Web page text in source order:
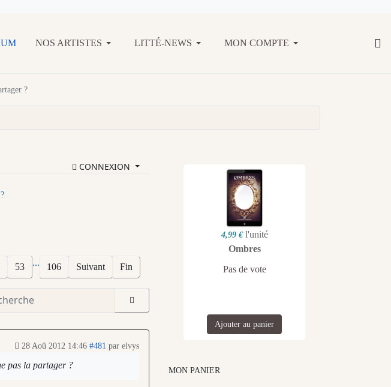
NOS ARTISTES LITTÉ-NEWS MON COMPTE
?
CONNEXION
53 ... 106 Suivant Fin
28 Aoû 2012 14:46 #481 par elvys
pas la partager ?
4,99 € l'unité
Ombres
Pas de vote
Ajouter au panier
MON PANIER